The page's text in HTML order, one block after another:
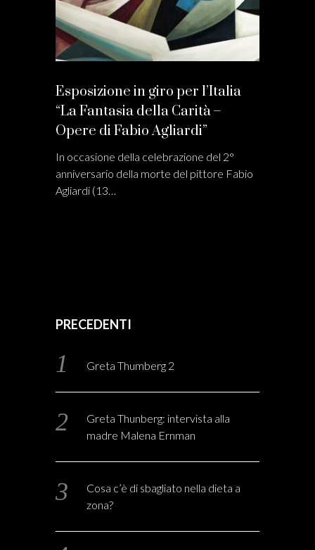
Esposizione in giro per l’Italia
“La Fantasia della Carità –
Opere di Fabio Agliardi”
In occasione della celebrazione del 2°
anniversario della morte del pittore Fabio
Agliardi (13…
PRECEDENTI
Greta Thumberg 2
Greta Thunberg: intervista alla
madre Malena Ernman
Cosa c’è di sbagliato nella dieta a
zona?